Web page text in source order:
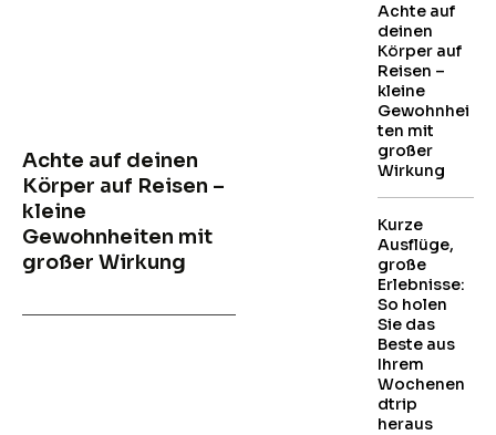
Achte auf deinen
Körper auf Reisen –
kleine
Gewohnheiten mit
großer Wirkung
Achte auf
deinen
Körper auf
Reisen –
kleine
Gewohnhei
ten mit
großer
Wirkung
Kurze
Ausflüge,
große
Erlebnisse:
So holen
Sie das
Beste aus
Ihrem
Wochenen
dtrip
heraus